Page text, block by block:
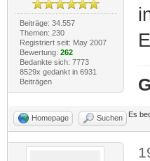
Beiträge: 34.557
Themen: 230
Registriert seit: May 2007
Bewertung: 262
Bedankte sich: 7773
8529x gedankt in 6931
Beiträgen
Homepage Suchen Es